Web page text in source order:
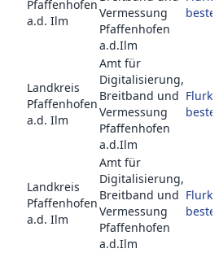
Pfaffenhofen
a.d. Ilm
Vermessung
Pfaffenhofen
a.d.Ilm
Landkreis
Pfaffenhofen
a.d. Ilm
Amt für
Digitalisierung,
Breitband und
Vermessung
Pfaffenhofen
a.d.Ilm
Landkreis
Pfaffenhofen
a.d. Ilm
Amt für
Digitalisierung,
Breitband und
Vermessung
Pfaffenhofen
a.d.Ilm